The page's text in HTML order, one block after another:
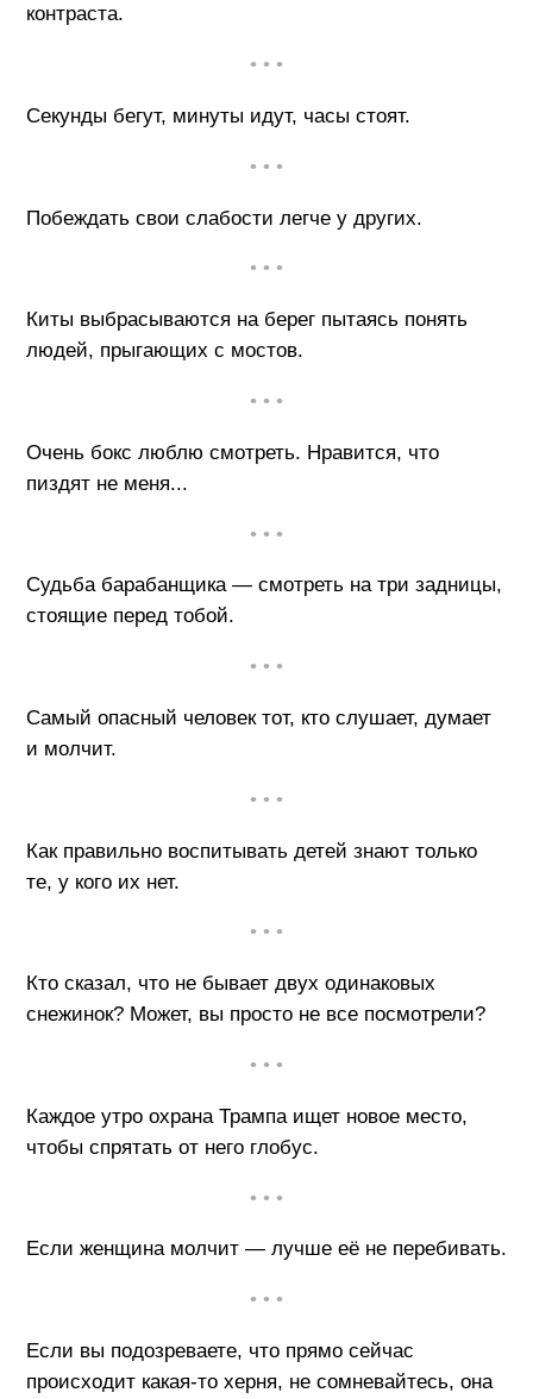
контраста.
• • •
Секунды бегут, минуты идут, часы стоят.
• • •
Побеждать свои слабости легче у других.
• • •
Киты выбрасываются на берег пытаясь понять
людей, прыгающих с мостов.
• • •
Очень бокс люблю смотреть. Нравится, что
пиздят не меня...
• • •
Судьба барабанщика — смотреть на три задницы,
стоящие перед тобой.
• • •
Самый опасный человек тот, кто слушает, думает
и молчит.
• • •
Как правильно воспитывать детей знают только
те, у кого их нет.
• • •
Кто сказал, что не бывает двух одинаковых
снежинок? Может, вы просто не все посмотрели?
• • •
Каждое утро охрана Трампа ищет новое место,
чтобы спрятать от него глобус.
• • •
Если женщина молчит — лучше её не перебивать.
• • •
Если вы подозреваете, что прямо сейчас
происходит какая-то херня, не сомневайтесь, она